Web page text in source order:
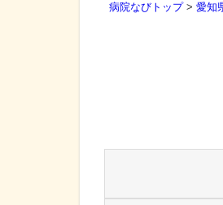
病院なびトップ> 愛知